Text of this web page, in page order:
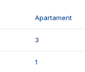
Apartament
3
1